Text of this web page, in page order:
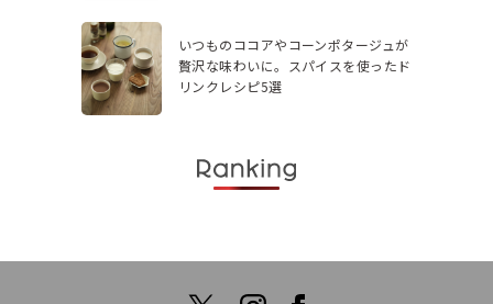
いつものココアやコーンポタージュが
贅沢な味わいに。スパイスを使ったド
リンクレシピ5選